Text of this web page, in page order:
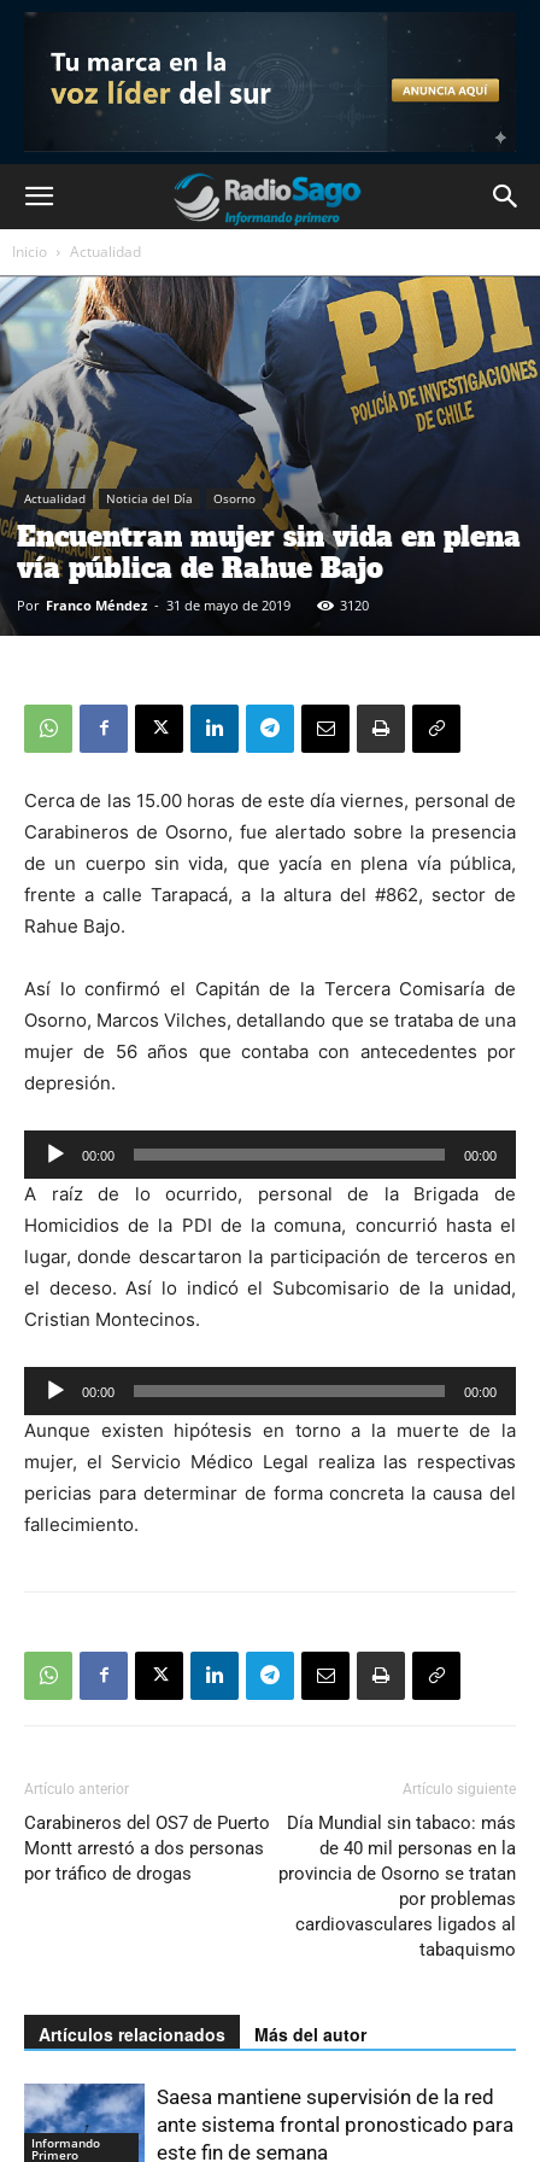
Inicio Actualidad
Actualidad Noticia del Día Osorno
Encuentran mujer sin vida en plena
vía pública de Rahue Bajo
Por Franco Méndez - 31 de mayo de 2019 3120
Cerca de las 15.00 horas de este día viernes, personal de
Carabineros de Osorno, fue alertado sobre la presencia
de un cuerpo sin vida, que yacía en plena vía pública,
frente a calle Tarapacá, a la altura del #862, sector de
Rahue Bajo.
Así lo confirmó el Capitán de la Tercera Comisaría de
Osorno, Marcos Vilches, detallando que se trataba de una
mujer de 56 años que contaba con antecedentes por
depresión.
Reproductor
de
audio
00:00 00:00
A raíz de lo ocurrido, personal de la Brigada de
Homicidios de la PDI de la comuna, concurrió hasta el
lugar, donde descartaron la participación de terceros en
el deceso. Así lo indicó el Subcomisario de la unidad,
Cristian Montecinos.
Reproductor
de
audio
00:00 00:00
Aunque existen hipótesis en torno a la muerte de la
mujer, el Servicio Médico Legal realiza las respectivas
pericias para determinar de forma concreta la causa del
fallecimiento.
Artículo anterior
Carabineros del OS7 de Puerto
Montt arrestó a dos personas
por tráfico de drogas
Artículo siguiente
Día Mundial sin tabaco: más
de 40 mil personas en la
provincia de Osorno se tratan
por problemas
cardiovasculares ligados al
tabaquismo
Artículos relacionados Más del autor
Informando
Primero
Saesa mantiene supervisión de la red
ante sistema frontal pronosticado para
este fin de semana